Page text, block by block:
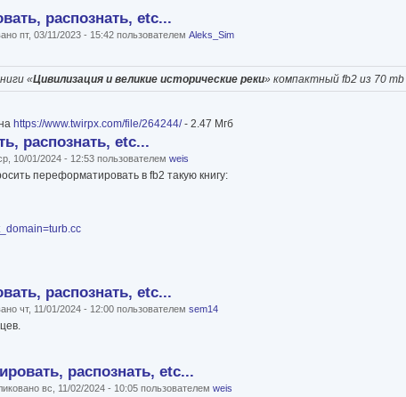
распознать, etc...
пт, 03/11/2023 - 15:42 пользователем Aleks_Sim
«Цивилизация и великие исторические реки» компактный fb2 из 70 mb
https://www.twirpx.com/file/264244/- 2.47 Мгб
распознать, etc...
10/01/2024 - 12:53 пользователем weis
переформатировать в fb2 такую книгу:
распознать, etc...
чт, 11/01/2024 - 12:00 пользователем sem14
распознать, etc...
вс, 11/02/2024 - 10:05 пользователем weis